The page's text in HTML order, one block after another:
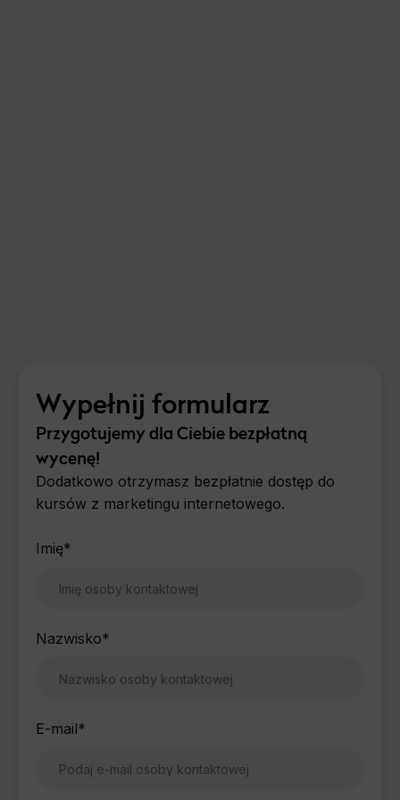
Wypełnij formularz
Przygotujemy dla Ciebie bezpłatną
wycenę!
Dodatkowo otrzymasz bezpłatnie dostęp do
kursów z marketingu internetowego.
Imię*
Nazwisko*
E-mail*